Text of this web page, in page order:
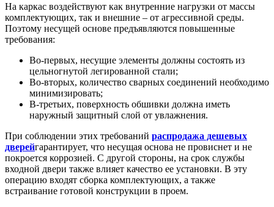
На каркас воздействуют как внутренние нагрузки от массы
комплектующих, так и внешние – от агрессивной среды.
Поэтому несущей основе предъявляются повышенные
требования:
Во-первых, несущие элементы должны состоять из
цельногнутой легированной стали;
Во-вторых, количество сварных соединений необходимо
минимизировать;
В-третьих, поверхность обшивки должна иметь
наружный защитный слой от увлажнения.
При соблюдении этих требований распродажа дешевых
дверейгарантирует, что несущая основа не провиснет и не
покроется коррозией. С другой стороны, на срок службы
входной двери также влияет качество ее установки. В эту
операцию входят сборка комплектующих, а также
встраивание готовой конструкции в проем.